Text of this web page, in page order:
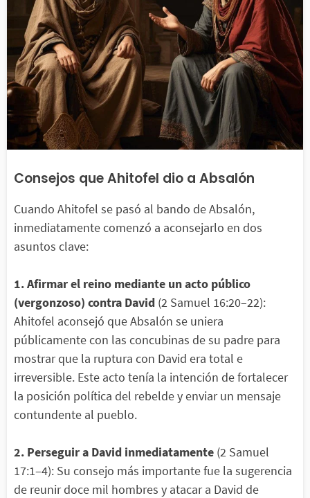
Consejos que Ahitofel dio a Absalón
Cuando Ahitofel se pasó al bando de Absalón,
inmediatamente comenzó a aconsejarlo en dos
asuntos clave:
1. Afirmar el reino mediante un acto público
(vergonzoso) contra David (2 Samuel 16:20–22):
Ahitofel aconsejó que Absalón se uniera
públicamente con las concubinas de su padre para
mostrar que la ruptura con David era total e
irreversible. Este acto tenía la intención de fortalecer
la posición política del rebelde y enviar un mensaje
contundente al pueblo.
2. Perseguir a David inmediatamente (2 Samuel
17:1–4): Su consejo más importante fue la sugerencia
de reunir doce mil hombres y atacar a David de